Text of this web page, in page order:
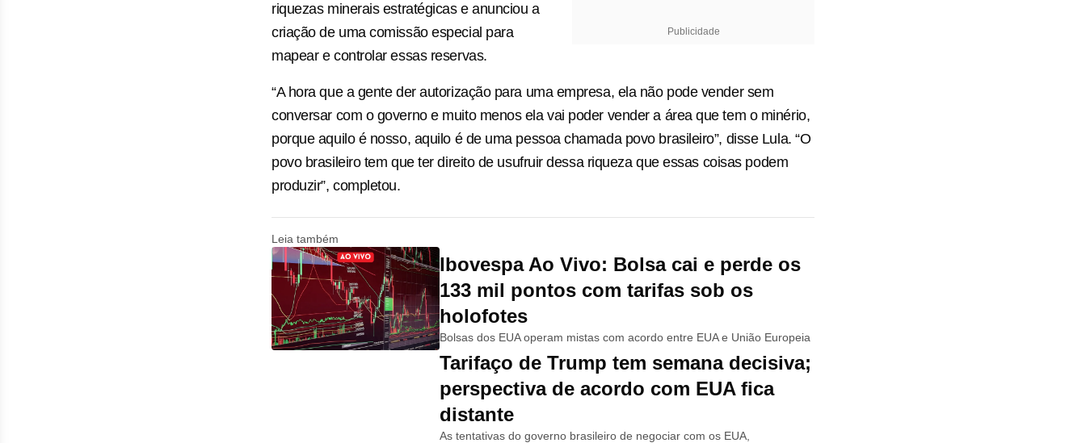
Publicidade
riquezas minerais estratégicas e anunciou a
criação de uma comissão especial para
mapear e controlar essas reservas.
“A hora que a gente der autorização para uma empresa, ela não pode vender sem
conversar com o governo e muito menos ela vai poder vender a área que tem o minério,
porque aquilo é nosso, aquilo é de uma pessoa chamada povo brasileiro”, disse Lula. “O
povo brasileiro tem que ter direito de usufruir dessa riqueza que essas coisas podem
produzir”, completou.
Leia também
Ibovespa Ao Vivo: Bolsa cai e perde os
133 mil pontos com tarifas sob os
holofotes
Bolsas dos EUA operam mistas com acordo entre EUA e União Europeia
Tarifaço de Trump tem semana decisiva;
perspectiva de acordo com EUA fica
distante
As tentativas do governo brasileiro de negociar com os EUA,